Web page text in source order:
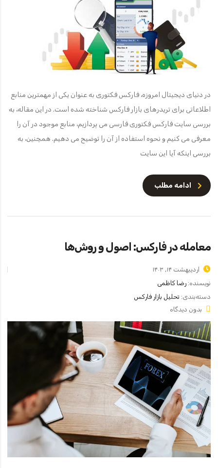
در دنیای دیجیتال امروزه، فارکس فکتوری به عنوان یکی از مهمترین منابع
اطلاعاتی برای تریدرهای بازار فارکس شناخته شده است. در این مقاله، به
بررسی سایت فارکس فکتوری فارسی می پردازیم، منابع موجود در آن را
معرفی می کنیم و نحوه استفاده از آن را توضیح می دهیم. همچنین، به
بررسی اینکه آیا این سایت
ادامه مطلب
معامله در فارکس: اصول و روش‌ها
اردیبهشت ۱۴, ۱۴۰۳
نویسنده: رضا کاظمی
دسته‌بندی: تحلیل بازار فارکس
بدون دیدگاه